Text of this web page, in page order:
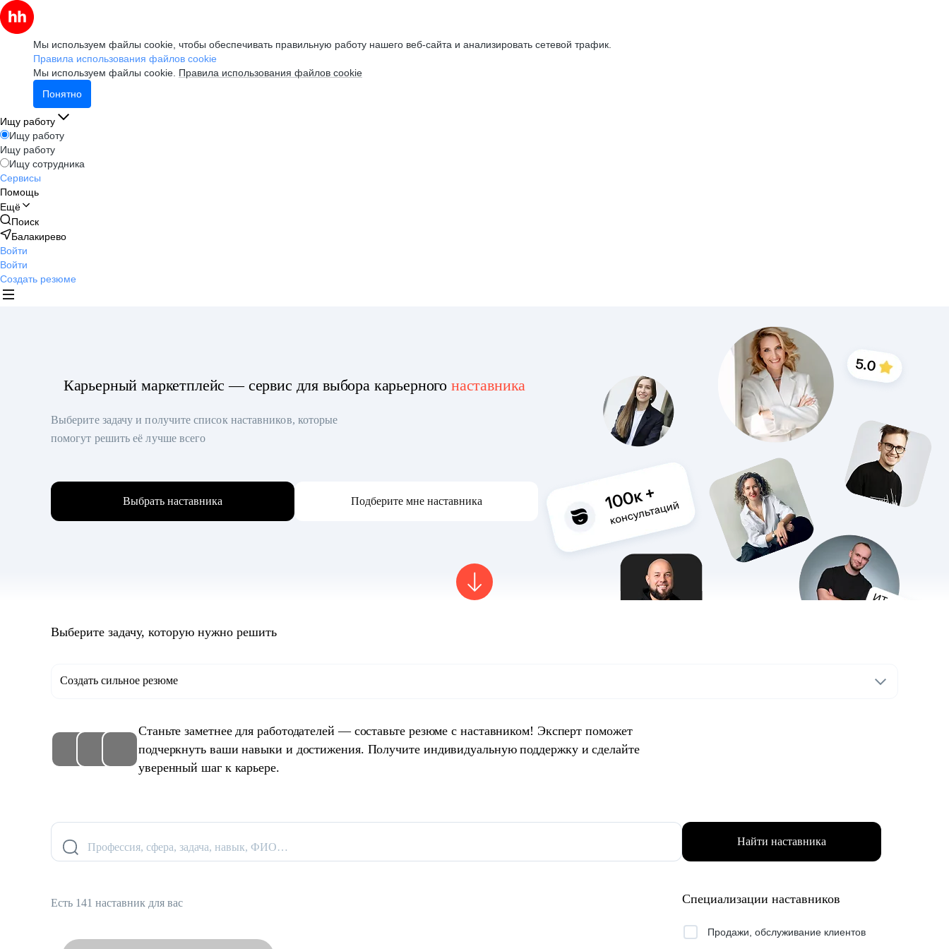
Мы используем файлы cookie, чтобы обеспечивать правильную работу нашего веб-сайта и анализировать сетевой трафик.
Правила использования файлов cookie
Мы используем файлы cookie. Правила использования файлов cookie
Понятно
Ищу работу
Ищу работу
Ищу работу
Ищу сотрудника
Сервисы
Помощь
Ещё
Поиск
Балакирево
Войти
Войти
Создать резюме
Карьерный маркетплейс — сервис для выбора карьерного наставника
Выберите задачу и получите список наставников, которые
помогут решить её лучше всего
Выбрать наставника Подберите мне наставника
Выберите задачу, которую нужно решить
Создать сильное резюме
Станьте заметнее для работодателей — составьте резюме с наставником! Эксперт поможет
подчеркнуть ваши навыки и достижения. Получите индивидуальную поддержку и сделайте
уверенный шаг к карьере.
Профессия, сфера, задача, навык, ФИО… Найти наставника
Есть 141 наставник для вас Специализации наставников
Продажи, обслуживание клиентов